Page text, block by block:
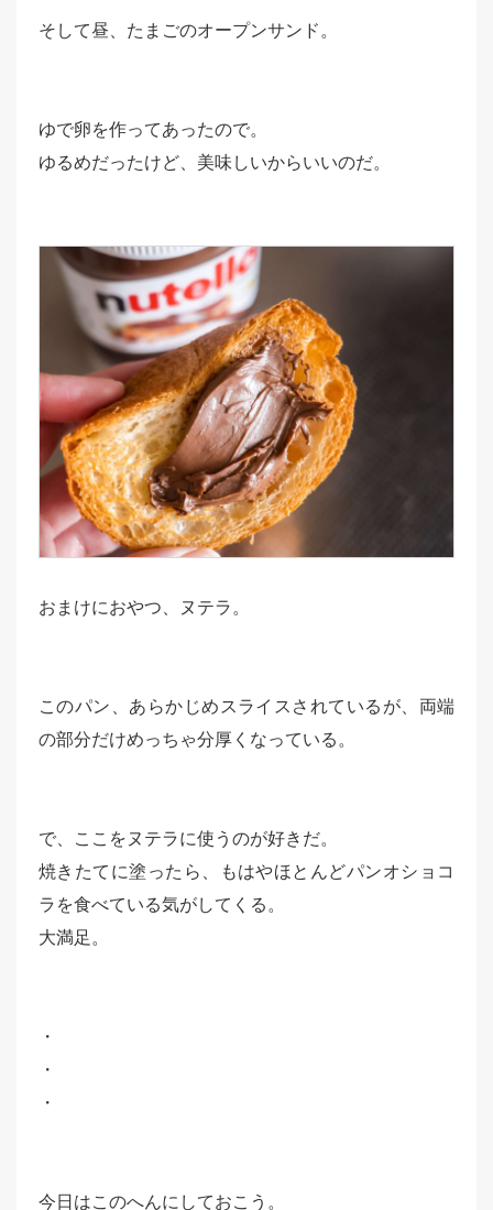
そして昼、たまごのオープンサンド。
ゆで卵を作ってあったので。
ゆるめだったけど、美味しいからいいのだ。
おまけにおやつ、ヌテラ。
このパン、あらかじめスライスされているが、両端
の部分だけめっちゃ分厚くなっている。
で、ここをヌテラに使うのが好きだ。
焼きたてに塗ったら、もはやほとんどパンオショコ
ラを食べている気がしてくる。
大満足。
・
・
・
今日はこのへんにしておこう。